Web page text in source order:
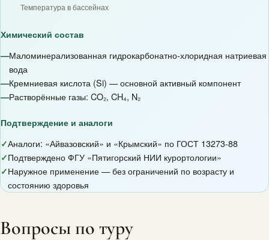
Температура в бассейнах
Химический состав
—Маломинерализованная гидрокарбонатно-хлоридная натриевая
вода
—Кремниевая кислота (Si) — основной активный компонент
—Растворённые газы: CO₂, CH₄, N₂
Подтверждение и аналоги
✓Аналоги: «Айвазовский» и «Крымский» по ГОСТ 13273-88
✓Подтверждено ФГУ «Пятигорский НИИ курортологии»
✓Наружное применение — без ограничений по возрасту и
состоянию здоровья
Вопросы по туру